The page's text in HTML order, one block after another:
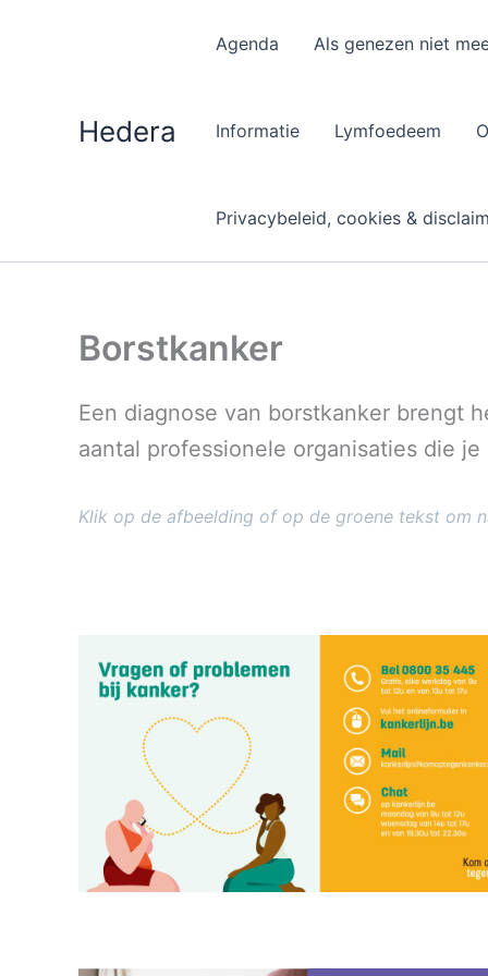
Hedera
Agenda Als genezen niet
Informatie Lymfoedeem
Privacybeleid, cookies &
Borstkanker
Een diagnose van borstkanker brengt
aantal professionele organisaties die
Klik op de afbeelding of op de groene tekst om